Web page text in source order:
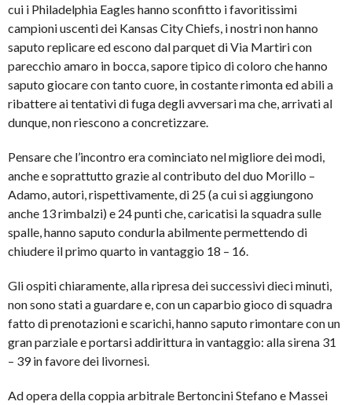
cui i Philadelphia Eagles hanno sconfitto i favoritissimi
campioni uscenti dei Kansas City Chiefs, i nostri non hanno
saputo replicare ed escono dal parquet di Via Martiri con
parecchio amaro in bocca, sapore tipico di coloro che hanno
saputo giocare con tanto cuore, in costante rimonta ed abili a
ribattere ai tentativi di fuga degli avversari ma che, arrivati al
dunque, non riescono a concretizzare.
Pensare che l’incontro era cominciato nel migliore dei modi,
anche e soprattutto grazie al contributo del duo Morillo –
Adamo, autori, rispettivamente, di 25 (a cui si aggiungono
anche 13 rimbalzi) e 24 punti che, caricatisi la squadra sulle
spalle, hanno saputo condurla abilmente permettendo di
chiudere il primo quarto in vantaggio 18 – 16.
Gli ospiti chiaramente, alla ripresa dei successivi dieci minuti,
non sono stati a guardare e, con un caparbio gioco di squadra
fatto di prenotazioni e scarichi, hanno saputo rimontare con un
gran parziale e portarsi addirittura in vantaggio: alla sirena 31
– 39 in favore dei livornesi.
Ad opera della coppia arbitrale Bertoncini Stefano e Massei